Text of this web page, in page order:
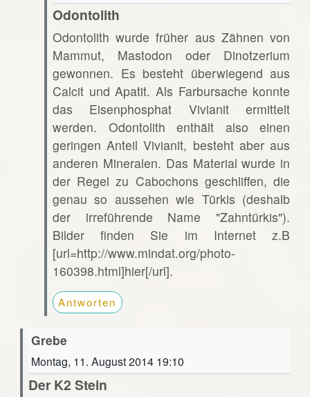
Odontolith
Odontolith wurde früher aus Zähnen von
Mammut, Mastodon oder Dinotzerium
gewonnen. Es besteht überwiegend aus
Calcit und Apatit. Als Farbursache konnte
das Eisenphosphat Vivianit ermittelt
werden. Odontolith enthält also einen
geringen Anteil Vivianit, besteht aber aus
anderen Mineralen. Das Material wurde in
der Regel zu Cabochons geschliffen, die
genau so aussehen wie Türkis (deshalb
der irreführende Name "Zahntürkis").
Bilder finden Sie im Internet z.B
[url=http://www.mindat.org/photo-
160398.html]hier[/url].
Antworten
Grebe
Montag, 11. August 2014 19:10
Der K2 Stein